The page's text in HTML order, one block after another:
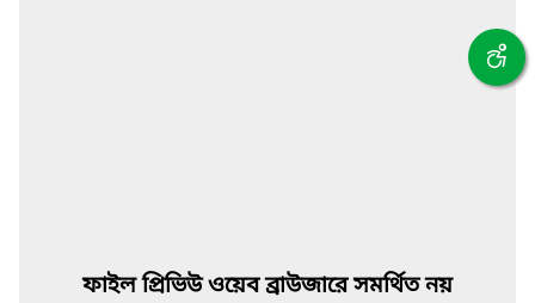
ফাইল প্রিভিউ ওয়েব ব্রাউজারে সমর্থিত নয়